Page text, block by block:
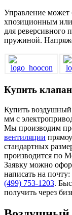
Управление
хпозиционным
для реверсивного
пружиной.
Купить
Купить
мм с
Мы производим
вентиляции
стандартных
производится по
Заявку можно
написать на почту:
(499) 753-1203.
получить через